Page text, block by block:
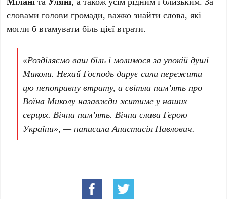
словами голови громади, важко знайти слова, які
могли б втамувати біль цієї втрати.
«Розділяємо ваш біль і молимося за упокій душі
Миколи. Нехай Господь дарує сили пережити
цю непоправну втрату, а світла пам’ять про
Воїна Миколу назавжди житиме у наших
серцях. Вічна пам’ять. Вічна слава Герою
України», — написала Анастасія Павлович.